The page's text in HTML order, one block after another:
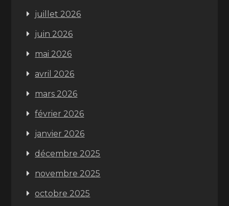
juillet 2026
juin 2026
mai 2026
avril 2026
mars 2026
février 2026
janvier 2026
décembre 2025
novembre 2025
octobre 2025